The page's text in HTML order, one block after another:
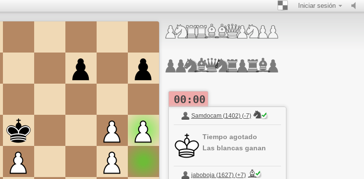
Iniciar sesión
00:00
Samdocam (1402) (-7)
Tiempo agotado
Las blancas ganan
jaboboja (1627) (+7)